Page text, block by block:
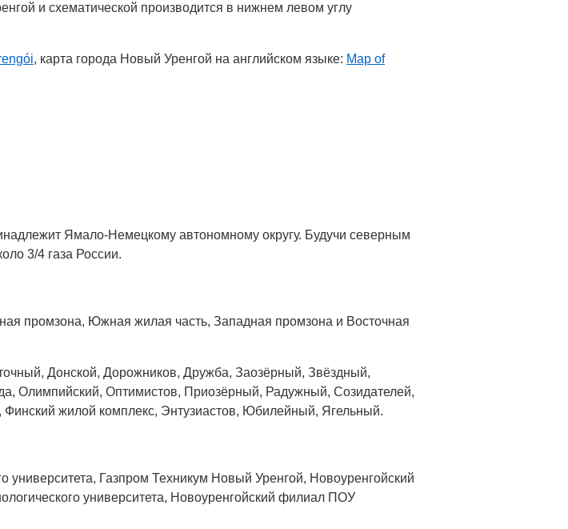
и схематической производится в нижнем левом углу
, карта города Новый Уренгой на английском языке: Map of
Ямало-Немецкому автономному округу. Будучи северным
3/4 газа России.
промзона, Южная жилая часть, Западная промзона и Восточная
Донской, Дорожников, Дружба, Заозёрный, Звёздный,
Олимпийский, Оптимистов, Приозёрный, Радужный, Созидателей,
жилой комплекс, Энтузиастов, Юбилейный, Ягельный.
университета, Газпром Техникум Новый Уренгой, Новоуренгойский
университета, Новоуренгойский филиал ПОУ